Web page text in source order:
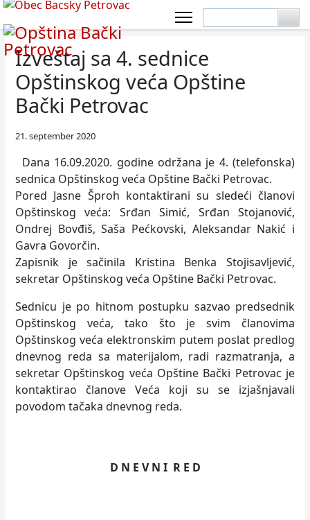
Izveštaj sa 4. sednice
Opštinskog veća Opštine
Bački Petrovac
21. september 2020
Dana 16.09.2020. godine održana je 4. (telefonska)
sednica Opštinskog veća Opštine Bački Petrovac.
Pored Jasne Šproh kontaktirani su sledeći članovi
Opštinskog veća: Srđan Simić, Srđan Stojanović,
Ondrej Bovđiš, Saša Pećkovski, Aleksandar Nakić i
Gavra Govorčin.
Zapisnik je sačinila Kristina Benka Stojisavljević,
sekretar Opštinskog veća Opštine Bački Petrovac.
Sednicu je po hitnom postupku sazvao predsednik
Opštinskog veća, tako što je svim članovima
Opštinskog veća elektronskim putem poslat predlog
dnevnog reda sa materijalom, radi razmatranja, a
sekretar Opštinskog veća Opštine Bački Petrovac je
kontaktirao članove Veća koji su se izjašnjavali
povodom tačaka dnevnog reda.
D N E V N I R E D